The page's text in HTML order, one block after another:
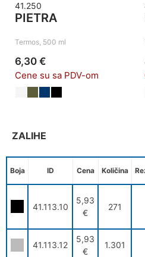
41.250
PIETRA
Termos, 500 ml
6,30 €
Cene su sa PDV-om
ZALIHE
Boja ID Cena Količina
41.113.10
5,93
€
271
41.113.12
5,93
€
1.301